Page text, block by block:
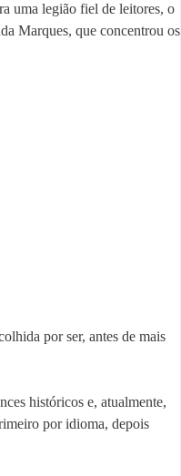
uma legião fiel de leitores, o
Marques, que concentrou os
por ser, antes de mais
históricos e, atualmente,
por idioma, depois